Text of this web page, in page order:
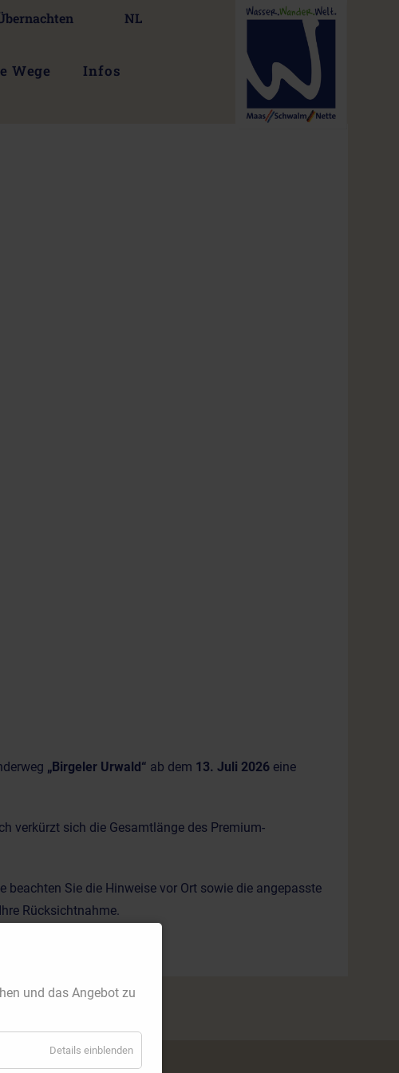
NL
Wege Infos
„Birgeler Urwald“ ab dem 13. Juli 2026 eine
verkürzt sich die Gesamtlänge des Premium-
Sie die Hinweise vor Ort sowie die angepasste
Rücksichtnahme.
und das Angebot zu
Details einblenden